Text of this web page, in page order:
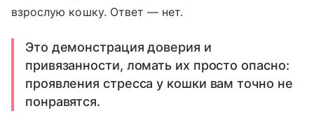
взрослую кошку. Ответ — нет.
Это демонстрация доверия и
привязанности, ломать их просто опасно:
проявления стресса у кошки вам точно не
понравятся.